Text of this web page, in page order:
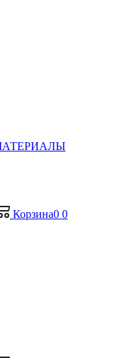
Корзина0 0